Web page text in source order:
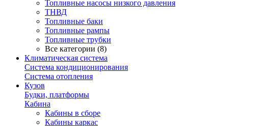
Топливные насосы низкого давления
ТНВД
Топливные баки
Топливные рампы
Топливные трубки
Все категории (8)
Климатическая система
Система кондиционирования
Система отопления
Кузов
Будки, платформы
Кабина
Кабины в сборе
Кабины каркас